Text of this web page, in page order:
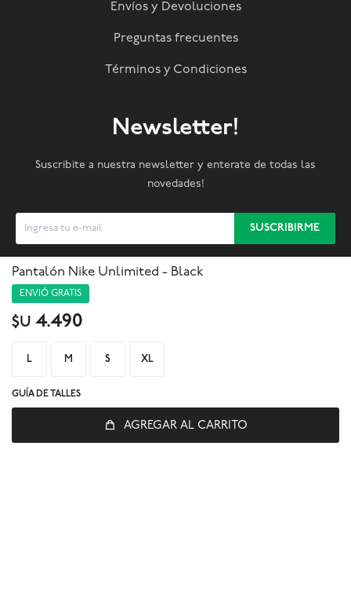
Pantalón Nike Unlimited - Black
ENVIÓ GRATIS
$U 4.490
L M S XL
GUÍA DE TALLES
AGREGAR AL CARRITO
Envíos y Devoluciones
Preguntas frecuentes
Términos y Condiciones
Newsletter!
Suscribite a nuestra newsletter y enterate de todas las
novedades!
SUSCRIBIRME